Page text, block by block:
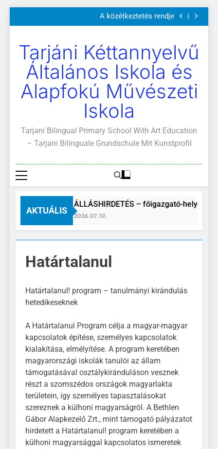
a
Szülői értekezletek 2026. május 04-14.
A közétkeztetés rendje
Kötelező és ajánlott olvasmányok
Szülői értekezletek 2026. május 04-14.
A közétkeztetés rendje
Kötelező és ajánlott olvasmányok
A Mi Világunk!
Tarjáni Kéttannyelvű
Általános Iskola és
Alapfokú Művészeti
Iskola
Tarjani Bilingual Primary School With Art Education
– Tarjani Bilinguale Grundschule Mit Kunstprofil
AKTUÁLIS
ÁLLÁSHIRDETÉS – főigazgató-helyettes
2026.07.10.
Határtalanul
Határtalanul! program – tanulmányi kirándulás
hetedikeseknek
A Határtalanul Program célja a magyar-magyar
kapcsolatok építése, személyes kapcsolatok
kialakítása, elmélyítése. A program keretében
magyarországi iskolák tanulói az állam
támogatásával osztálykiránduláson vesznek
részt a szomszédos országok magyarlakta
területein, így személyes tapasztalásokat
szereznek a külhoni magyarságról. A Bethlen
Gábor Alapkezelő Zrt., mint támogató pályázatot
hirdetett a Határtalanul! program keretében a
külhoni magyarsággal kapcsolatos ismeretek